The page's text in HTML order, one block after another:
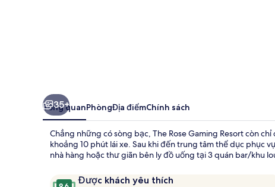
35+
Tổng quanPhòngĐịa điểmChính sách
Chẳng những có sòng bạc, The Rose Gaming Resort còn
khoảng 10 phút lái xe. Sau khi đến trung tâm thể dục phục
nhà hàng hoặc thư giãn bên ly đồ uống tại 3 quán bar/khu
Nhận Được khách yêu thích
9,6